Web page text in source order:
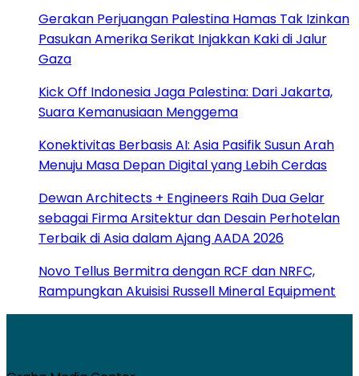
Gerakan Perjuangan Palestina Hamas Tak Izinkan
Pasukan Amerika Serikat Injakkan Kaki di Jalur
Gaza
Kick Off Indonesia Jaga Palestina: Dari Jakarta,
Suara Kemanusiaan Menggema
Konektivitas Berbasis AI: Asia Pasifik Susun Arah
Menuju Masa Depan Digital yang Lebih Cerdas
Dewan Architects + Engineers Raih Dua Gelar
sebagai Firma Arsitektur dan Desain Perhotelan
Terbaik di Asia dalam Ajang AADA 2026
Novo Tellus Bermitra dengan RCF dan NRFC,
Rampungkan Akuisisi Russell Mineral Equipment